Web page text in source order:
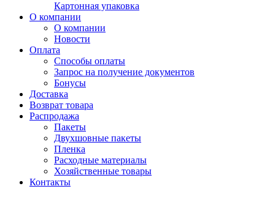
Картонная упаковка
О компании
О компании
Новости
Оплата
Способы оплаты
Запрос на получение документов
Бонусы
Доставка
Возврат товара
Распродажа
Пакеты
Двухшовные пакеты
Пленка
Расходные материалы
Хозяйственные товары
Контакты